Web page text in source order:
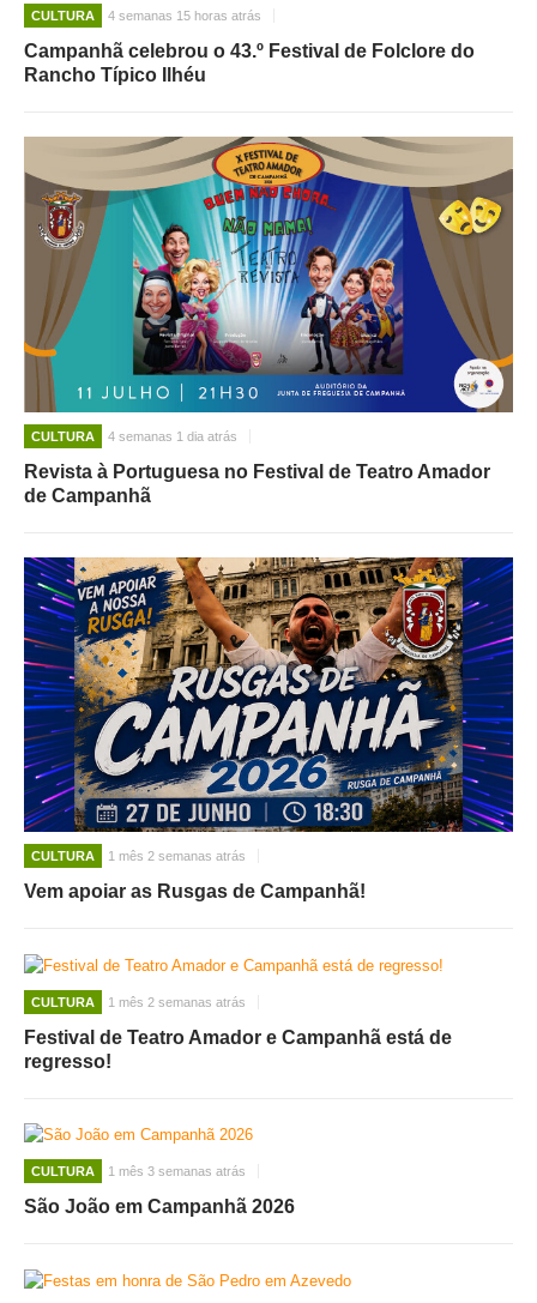
CULTURA 4 semanas 15 horas atrás
Campanhã celebrou o 43.º Festival de Folclore do
Rancho Típico Ilhéu
CULTURA 4 semanas 1 dia atrás
Revista à Portuguesa no Festival de Teatro Amador
de Campanhã
CULTURA 1 mês 2 semanas atrás
Vem apoiar as Rusgas de Campanhã!
CULTURA 1 mês 2 semanas atrás
Festival de Teatro Amador e Campanhã está de
regresso!
CULTURA 1 mês 3 semanas atrás
São João em Campanhã 2026